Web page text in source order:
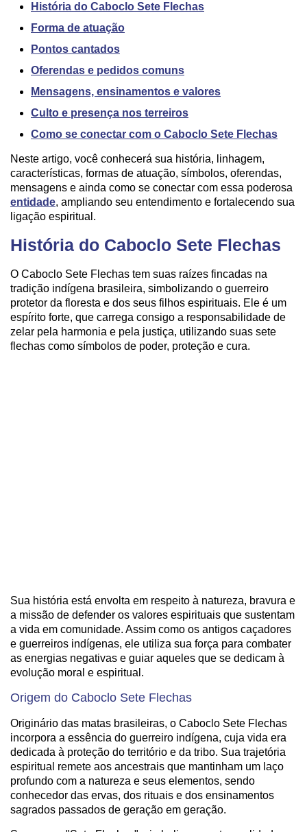
História do Caboclo Sete Flechas
Forma de atuação
Pontos cantados
Oferendas e pedidos comuns
Mensagens, ensinamentos e valores
Culto e presença nos terreiros
Como se conectar com o Caboclo Sete Flechas
Neste artigo, você conhecerá sua história, linhagem,
características, formas de atuação, símbolos, oferendas,
mensagens e ainda como se conectar com essa poderosa
entidade, ampliando seu entendimento e fortalecendo sua
ligação espiritual.
História do Caboclo Sete Flechas
O Caboclo Sete Flechas tem suas raízes fincadas na
tradição indígena brasileira, simbolizando o guerreiro
protetor da floresta e dos seus filhos espirituais. Ele é um
espírito forte, que carrega consigo a responsabilidade de
zelar pela harmonia e pela justiça, utilizando suas sete
flechas como símbolos de poder, proteção e cura.
Sua história está envolta em respeito à natureza, bravura e
a missão de defender os valores espirituais que sustentam
a vida em comunidade. Assim como os antigos caçadores
e guerreiros indígenas, ele utiliza sua força para combater
as energias negativas e guiar aqueles que se dedicam à
evolução moral e espiritual.
Origem do Caboclo Sete Flechas
Originário das matas brasileiras, o Caboclo Sete Flechas
incorpora a essência do guerreiro indígena, cuja vida era
dedicada à proteção do território e da tribo. Sua trajetória
espiritual remete aos ancestrais que mantinham um laço
profundo com a natureza e seus elementos, sendo
conhecedor das ervas, dos rituais e dos ensinamentos
sagrados passados de geração em geração.